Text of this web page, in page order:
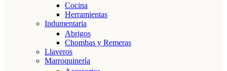
Cocina
Herramientas
Indumentaria
Abrigos
Chombas y Remeras
Llaveros
Marroquinería